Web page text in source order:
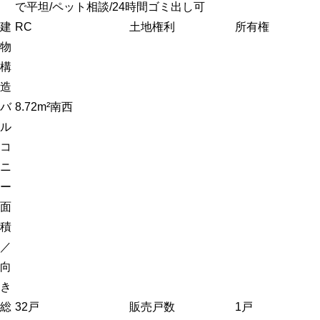
で平坦/ペット相談/24時間ゴミ出し可
建
物
構
造
RC 土地権利 所有権
バ
ル
コ
ニ
ー
面
積
／
向
き
8.72m²南西
総 32戸 販売戸数 1戸